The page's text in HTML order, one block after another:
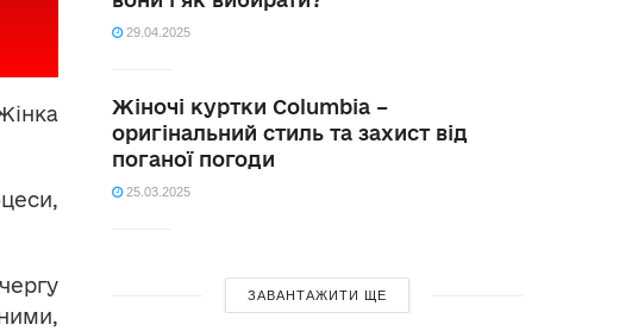
29.04.2025
Жіночі куртки Columbia –
оригінальний стиль та захист від
поганої погоди
25.03.2025
ЗАВАНТАЖИТИ ЩЕ